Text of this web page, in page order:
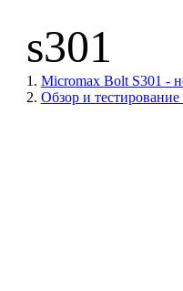
s301
1. Micromax Bolt S301 -
2. Обзор и